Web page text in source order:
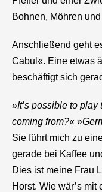
Bohnen, Möhren
Anschließend geht
Cabul«. Eine etwas
beschäftigt sich
»It’s possible to play
coming from?« »
Sie führt mich zu
gerade bei Kaffee
Dies ist meine Frau
Horst. Wie wär’s